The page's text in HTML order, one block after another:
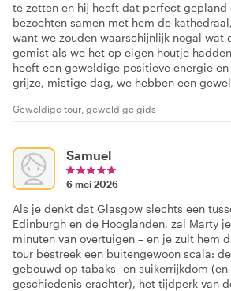
te zetten en hij heeft dat perfect gepland
bezochten samen met hem de
want we zouden waarschijnlijk nogal wat
gemist als we het op eigen houtje
heeft een geweldige positieve energie
grijze, mistige dag, we hebben een
Geweldige tour, geweldige gids
Samuel
6 mei 2026
Als je denkt dat Glasgow slechts een
Edinburgh en de Hooglanden, zal Marty
minuten van overtuigen – en je zult hem
tour bestreek een buitengewoon scala:
gebouwd op tabaks- en suikerrijkdom
geschiedenis erachter), het tijdperk van